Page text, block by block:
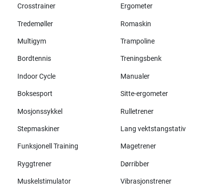
Crosstrainer
Ergometer
Tredemøller Romaskin
Multigym Trampoline
Bordtennis Treningsbenk
Indoor Cycle Manualer
Boksesport Sitte-ergometer
Mosjonssykkel Rulletrener
Stepmaskiner Lang vektstangstativ
Funksjonell Training Magetrener
Ryggtrener Dørribber
Muskelstimulator Vibrasjonstrener